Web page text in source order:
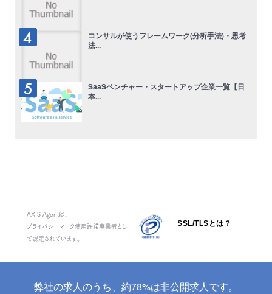
コンサルが使うフレームワーク(分析手法)・思考
法...
SaaSベンチャー・スタートアップ企業一覧【日
本...
AXIS Agentは、
プライバシーマーク使用許諾事業者とし
て認定されています。
SSL/TLSとは？
弊社の求人のうち、約78%は非公開求人です。